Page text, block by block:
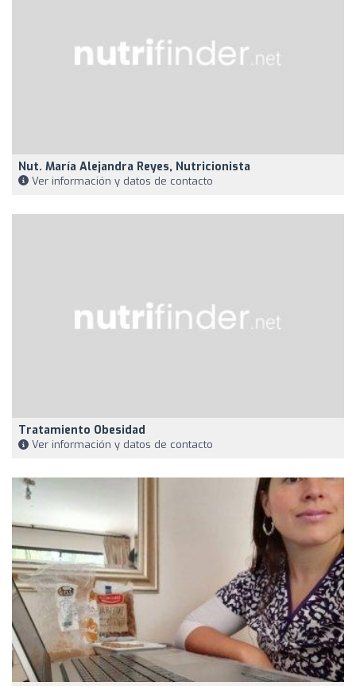
Nut. María Alejandra Reyes, Nutricionista
Ver información y datos de contacto
Tratamiento Obesidad
Ver información y datos de contacto